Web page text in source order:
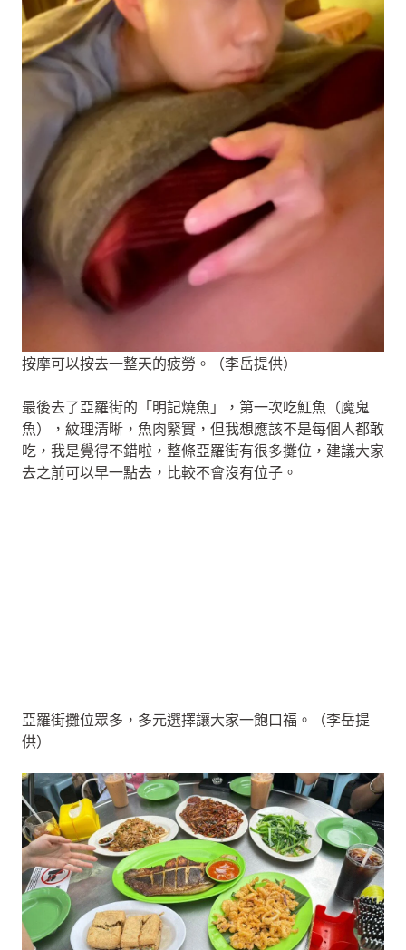
按摩可以按去一整天的疲勞。（李岳提供）
最後去了亞羅街的「明記燒魚」，第一次吃魟魚（魔鬼
魚），紋理清晰，魚肉緊實，但我想應該不是每個人都敢
吃，我是覺得不錯啦，整條亞羅街有很多攤位，建議大家
去之前可以早一點去，比較不會沒有位子。
亞羅街攤位眾多，多元選擇讓大家一飽口福。（李岳提
供）